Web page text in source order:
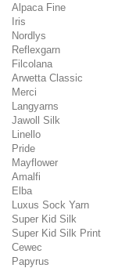
Alpaca Fine
Iris
Nordlys
Reflexgarn
Filcolana
Arwetta Classic
Merci
Langyarns
Jawoll Silk
Linello
Pride
Mayflower
Amalfi
Elba
Luxus Sock Yarn
Super Kid Silk
Super Kid Silk Print
Cewec
Papyrus